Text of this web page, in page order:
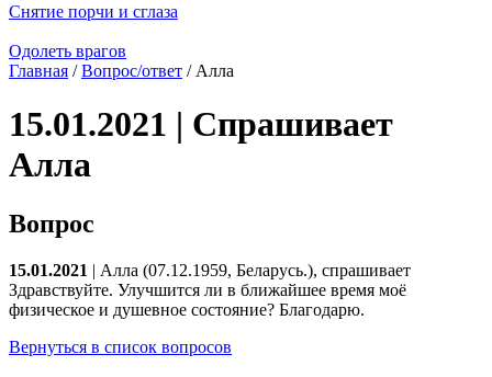
Снятие порчи и сглаза
Одолеть врагов
Главная /Вопрос/ответ / Алла
15.01.2021 | Спрашивает
Алла
Вопрос
15.01.2021 | Алла (07.12.1959, Беларусь.), спрашивает
Здравствуйте. Улучшится ли в ближайшее время моё
физическое и душевное состояние? Благодарю.
Вернуться в список вопросов